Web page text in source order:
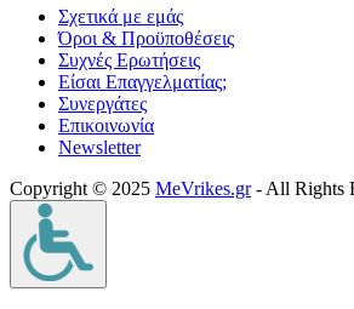
Σχετικά με εμάς
Όροι & Προϋποθέσεις
Συχνές Ερωτήσεις
Είσαι Επαγγελματίας;
Συνεργάτες
Επικοινωνία
Νewsletter
Copyright © 2025 MeVrikes.gr- All Rights